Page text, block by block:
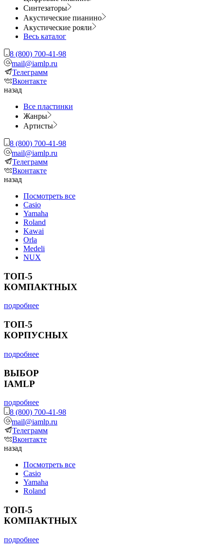
Синтезаторы
Акустические пианино
Акустические рояли
Весь каталог
8 (800) 700-41-98
mail@iamlp.ru
Телеграмм
Вконтакте
назад
Все пластинки
Жанры
Артисты
8 (800) 700-41-98
mail@iamlp.ru
Телеграмм
Вконтакте
назад
Посмотреть все
Casio
Yamaha
Roland
Kawai
Orla
Medeli
NUX
ТОП-5
КОМПАКТНЫХ
подробнее
ТОП-5
КОРПУСНЫХ
подробнее
ВЫБОР
IAMLP
подробнее
8 (800) 700-41-98
mail@iamlp.ru
Телеграмм
Вконтакте
назад
Посмотреть все
Casio
Yamaha
Roland
ТОП-5
КОМПАКТНЫХ
подробнее